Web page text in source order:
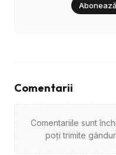
Comentarii
Comentariile sunt
poți trimite